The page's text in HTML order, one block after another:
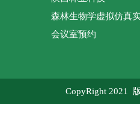
森林生物学虚拟仿真
会议室预约
CopyRight 2021